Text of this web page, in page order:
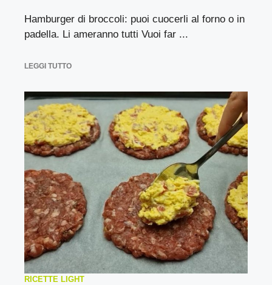
Hamburger di broccoli: puoi cuocerli al forno o in
padella. Li ameranno tutti Vuoi far ...
LEGGI TUTTO
RICETTE LIGHT